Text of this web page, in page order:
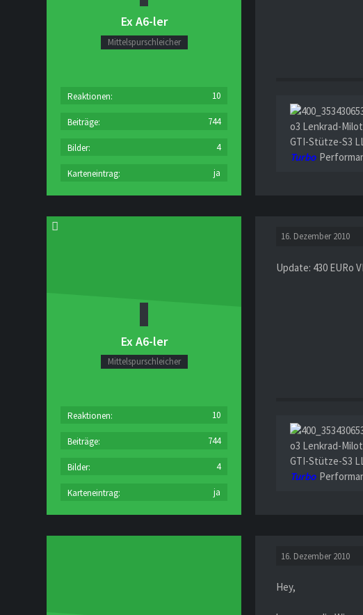
Ex A6-ler
Mittelspurschleicher
Reaktionen 10
Beiträge 744
Bilder 4
Karteneintrag ja
o3 Lenkrad-
GTI-Stütze-S3
Turbo
Ex A6-ler
Mittelspurschleicher
Reaktionen 10
Beiträge 744
Bilder 4
Karteneintrag ja
16. Dezember 2010
Update: 430 EURo
o3 Lenkrad-
GTI-Stütze-S3
Turbo
16. Dezember 2010
Hey,